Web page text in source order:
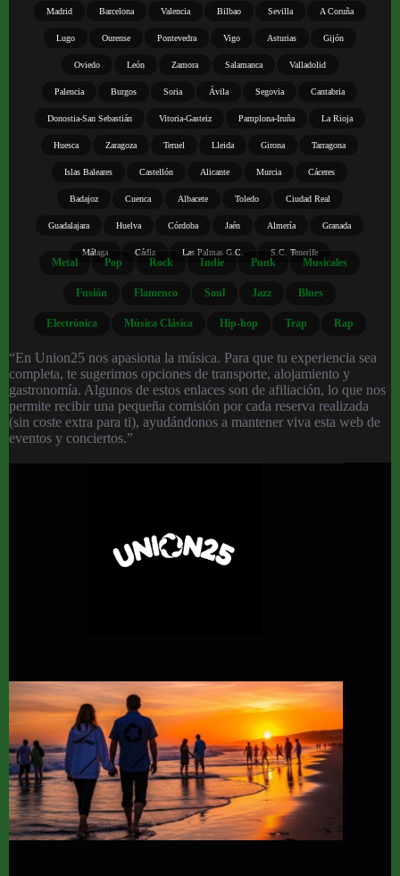
Madrid Barcelona Valencia Bilbao Sevilla A Coruña
Lugo Ourense Pontevedra Vigo Asturias Gijón
Oviedo León Zamora Salamanca Valladolid
Palencia Burgos Soria Ávila Segovia Cantabria
Donostia-San Sebastián Vitoria-Gasteiz Pamplona-Iruña La Rioja
Huesca Zaragoza Teruel Lleida Girona Tarragona
Islas Baleares Castellón Alicante Murcia Cáceres
Badajoz Cuenca Albacete Toledo Ciudad Real
Guadalajara Huelva Córdoba Jaén Almería Granada
Málaga Cádiz Las Palmas G.C. S.C. Tenerife
Metal Pop Rock Indie Punk Musicales
Fusión Flamenco Soul Jazz Blues
Electrónica Música Clásica Hip-hop Trap Rap
“En Union25 nos apasiona la música. Para que tu experiencia sea
completa, te sugerimos opciones de transporte, alojamiento y
gastronomía. Algunos de estos enlaces son de afiliación, lo que nos
permite recibir una pequeña comisión por cada reserva realizada
(sin coste extra para ti), ayudándonos a mantener viva esta web de
eventos y conciertos.”